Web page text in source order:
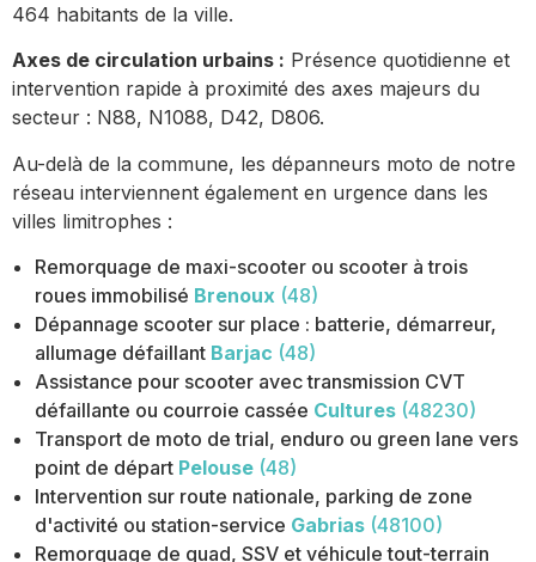
464 habitants de la ville.
Axes de circulation urbains : Présence quotidienne et
intervention rapide à proximité des axes majeurs du
secteur : N88, N1088, D42, D806.
Au-delà de la commune, les dépanneurs moto de notre
réseau interviennent également en urgence dans les
villes limitrophes :
Remorquage de maxi-scooter ou scooter à trois
roues immobilisé Brenoux (48)
Dépannage scooter sur place : batterie, démarreur,
allumage défaillant Barjac (48)
Assistance pour scooter avec transmission CVT
défaillante ou courroie cassée Cultures (48230)
Transport de moto de trial, enduro ou green lane vers
point de départ Pelouse (48)
Intervention sur route nationale, parking de zone
d'activité ou station-service Gabrias (48100)
Remorquage de quad, SSV et véhicule tout-terrain